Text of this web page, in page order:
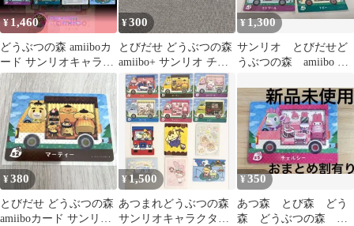
¥1,460
どうぶつの森 amiiboカ
ード サンリオキャラク
ターズコラボ
¥300
とびだせ どうぶつの森
amiibo+ サンリオ チェ
ルシー
¥1,300
サンリオ とびだせど
うぶつの森 amiibo カ
種類セット
¥380
とびだせ どうぶつの森
amiiboカード サンリオ
¥1,500
あつまれどうぶつの森
サンリオキャラクター
¥350
あつ森 とび森 どう
森 どうぶつの森